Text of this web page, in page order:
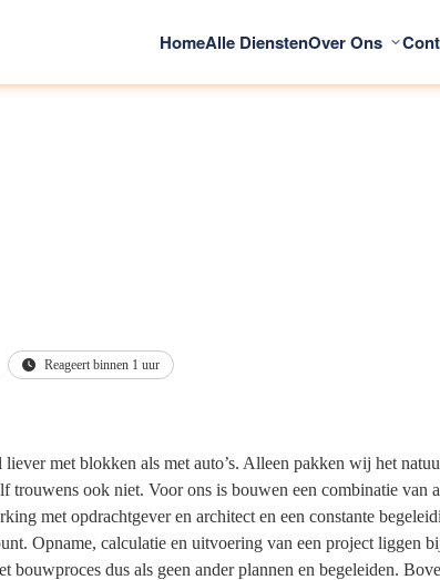
HomeAlle DienstenOver Ons
Reageert binnen 1 uur
met blokken als met auto’s. Alleen pakken wij het
trouwens ook niet. Voor ons is bouwen een combinatie van
met opdrachtgever en architect en een constante
Opname, calculatie en uitvoering van een project liggen
dus als geen ander plannen en begeleiden.